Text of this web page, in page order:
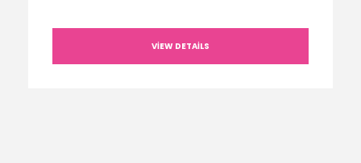
VIEW DETAILS